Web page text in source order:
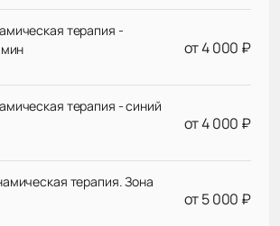
терапия -
от 4 000 ₽
терапия - синий
от 4 000 ₽
терапия. Зона
от 5 000 ₽